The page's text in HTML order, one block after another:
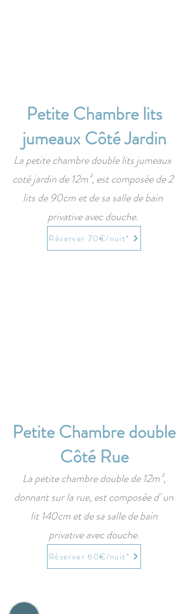
La petite chambre double lits jumeaux
coté jardin de 12m², est composée de 2
lits de 90cm et de sa salle de bain
privative avec douche.
Réserver 70€/nuit*
Petite Chambre lits
jumeaux Côté Jardin
Petite Chambre double
Côté Rue
La petite chambre double de 12m²,
donnant sur la rue, est composée d' un
lit 140cm et de sa salle de bain
privative avec douche.
Réserver 60€/nuit*